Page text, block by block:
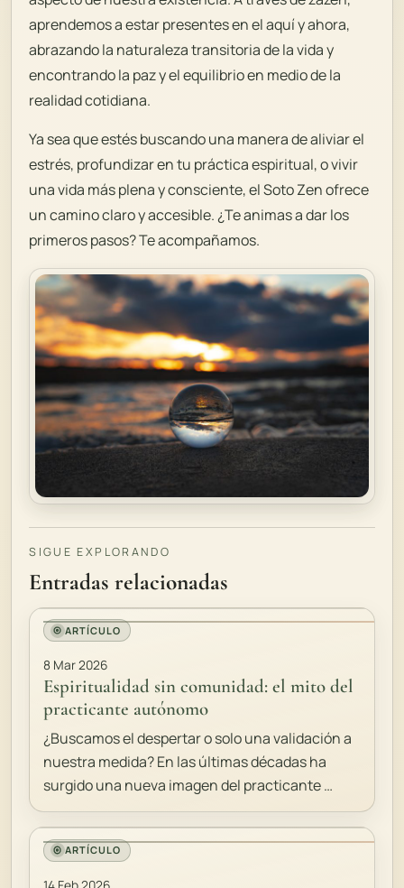
aprendemos a estar presentes en el aquí y ahora,
abrazando la naturaleza transitoria de la vida y
encontrando la paz y el equilibrio en medio de la
realidad cotidiana.
Ya sea que estés buscando una manera de aliviar el
estrés, profundizar en tu práctica espiritual, o vivir
una vida más plena y consciente, el Soto Zen ofrece
un camino claro y accesible. ¿Te animas a dar los
primeros pasos? Te acompañamos.
SIGUE EXPLORANDO
Entradas relacionadas
ARTÍCULO
8 Mar 2026
Espiritualidad sin comunidad: el mito del
practicante autónomo
¿Buscamos el despertar o solo una validación a
nuestra medida? En las últimas décadas ha
surgido una nueva imagen del practicante …
ARTÍCULO